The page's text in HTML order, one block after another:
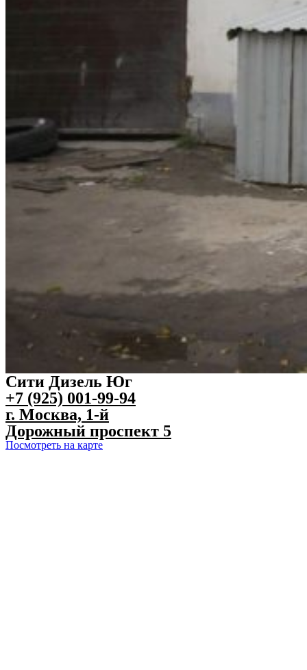
Сити Дизель Юг
+7 (925) 001-99-94
г. Москва, 1-й
Дорожный проспект 5
Посмотреть на карте